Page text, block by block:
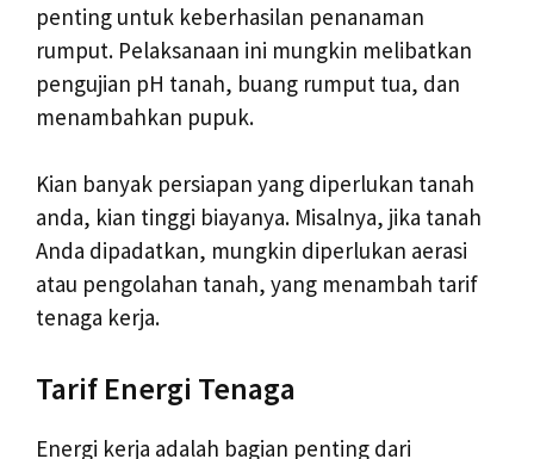
penting untuk keberhasilan penanaman
rumput. Pelaksanaan ini mungkin melibatkan
pengujian pH tanah, buang rumput tua, dan
menambahkan pupuk.
Kian banyak persiapan yang diperlukan tanah
anda, kian tinggi biayanya. Misalnya, jika tanah
Anda dipadatkan, mungkin diperlukan aerasi
atau pengolahan tanah, yang menambah tarif
tenaga kerja.
Tarif Energi Tenaga
Energi kerja adalah bagian penting dari